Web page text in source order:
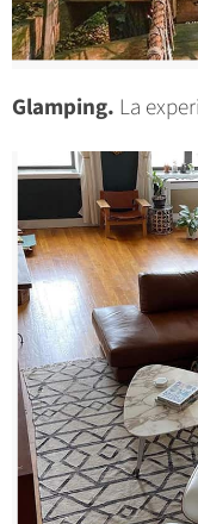
Glamping. La